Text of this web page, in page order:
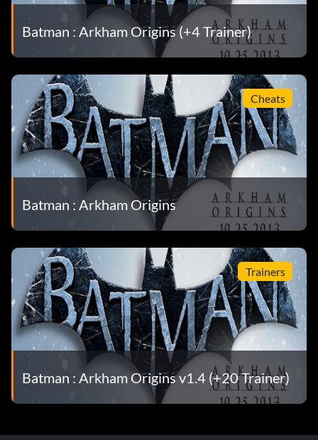
Batman : Arkham Origins (+4 Trainer)
Cheats
Batman : Arkham Origins
Trainers
Batman : Arkham Origins v1.4 (+20 Trainer)